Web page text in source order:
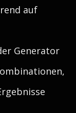
auf
Generator